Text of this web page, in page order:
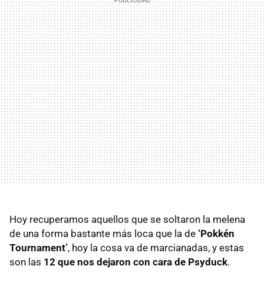
Hoy recuperamos aquellos que se soltaron la melena
de una forma bastante más loca que la de ‘Pokkén
Tournament’, hoy la cosa va de marcianadas, y estas
son las 12 que nos dejaron con cara de Psyduck.